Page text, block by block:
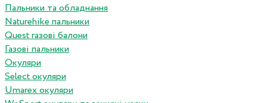
Пальники та обладнання
Naturehike пальники
Quest газові балони
Газові пальники
Окуляри
Select окуляри
Umarex окуляри